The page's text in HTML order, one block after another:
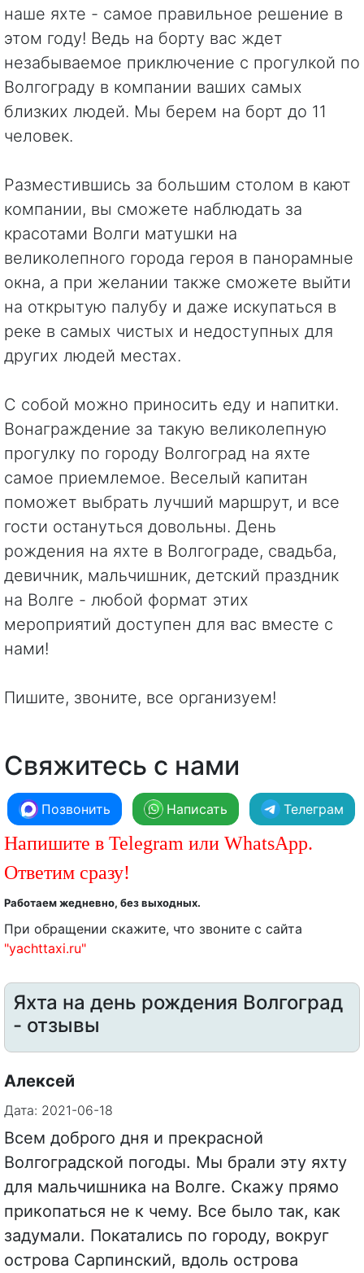
наше яхте - самое правильное решение в
этом году! Ведь на борту вас ждет
незабываемое приключение с прогулкой по
Волгограду в компании ваших самых
близких людей. Мы берем на борт до 11
человек.
Разместившись за большим столом в кают
компании, вы сможете наблюдать за
красотами Волги матушки на
великолепного города героя в панорамные
окна, а при желании также сможете выйти
на открытую палубу и даже искупаться в
реке в самых чистых и недоступных для
других людей местах.
С собой можно приносить еду и напитки.
Вонаграждение за такую великолепную
прогулку по городу Волгоград на яхте
самое приемлемое. Веселый капитан
поможет выбрать лучший маршрут, и все
гости остануться довольны. День
рождения на яхте в Волгограде, свадьба,
девичник, мальчишник, детский праздник
на Волге - любой формат этих
мероприятий доступен для вас вместе с
нами!
Пишите, звоните, все организуем!
Свяжитесь с нами
Позвонить Написать Телеграм
Напишите в Telegram или WhatsApp.
Ответим сразу!
Работаем жедневно, без выходных.
При обращении скажите, что звоните с сайта
"yachttaxi.ru"
Яхта на день рождения Волгоград
- отзывы
Алексей
Дата: 2021-06-18
Всем доброго дня и прекрасной
Волгоградской погоды. Мы брали эту яхту
для мальчишника на Волге. Скажу прямо
прикопаться не к чему. Все было так, как
задумали. Покатались по городу, вокруг
острова Сарпинский, вдоль острова